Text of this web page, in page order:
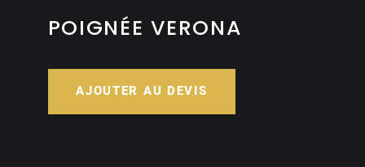
POIGNÉE VERONA
AJOUTER AU DEVIS